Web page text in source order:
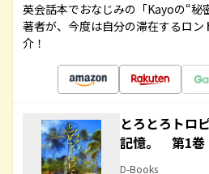
英会話本でおなじみの「Kayoの“秘
著者が、今度は自分の滞在するロ
介！
とろとろトロ
記憶。 第1巻
D-Books